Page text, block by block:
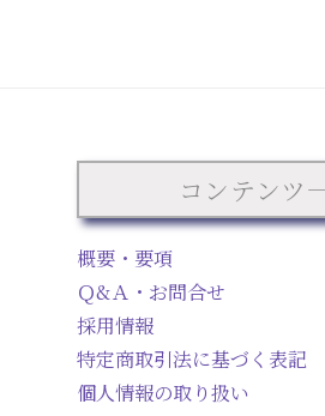
コンテンツ
概要・要項
Ｑ&Ａ・お問合せ
採用情報
特定商取引法に基づく表記
個人情報の取り扱い